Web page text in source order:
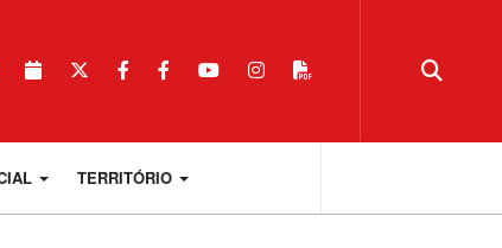
TERRITÓRIO